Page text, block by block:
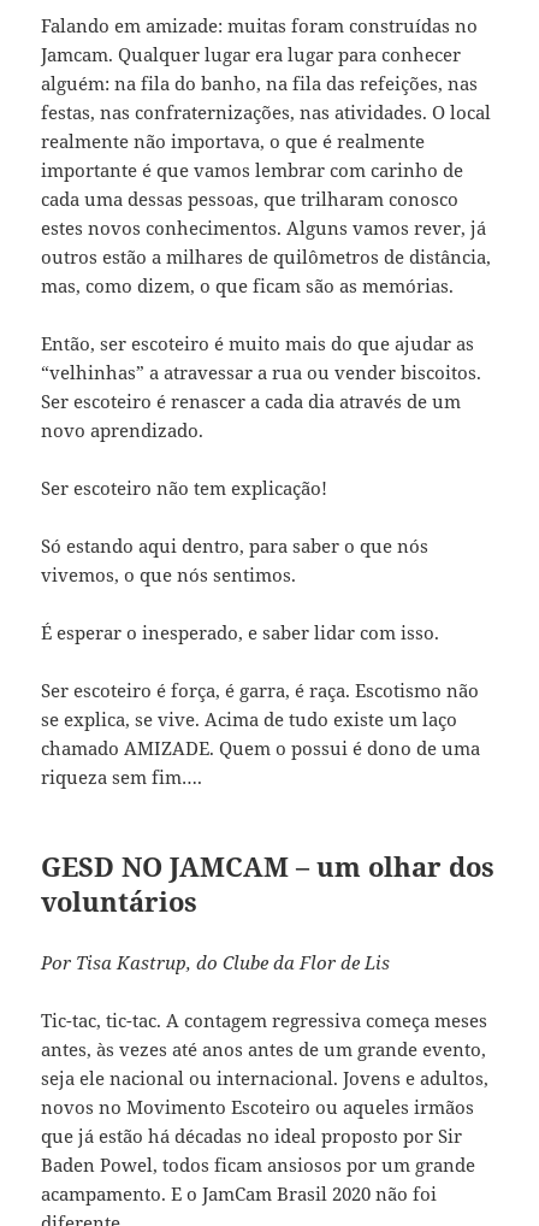
Falando em amizade: muitas foram construídas no
Jamcam. Qualquer lugar era lugar para conhecer
alguém: na fila do banho, na fila das refeições, nas
festas, nas confraternizações, nas atividades. O local
realmente não importava, o que é realmente
importante é que vamos lembrar com carinho de
cada uma dessas pessoas, que trilharam conosco
estes novos conhecimentos. Alguns vamos rever, já
outros estão a milhares de quilômetros de distância,
mas, como dizem, o que ficam são as memórias.
Então, ser escoteiro é muito mais do que ajudar as
“velhinhas” a atravessar a rua ou vender biscoitos.
Ser escoteiro é renascer a cada dia através de um
novo aprendizado.
Ser escoteiro não tem explicação!
Só estando aqui dentro, para saber o que nós
vivemos, o que nós sentimos.
É esperar o inesperado, e saber lidar com isso.
Ser escoteiro é força, é garra, é raça. Escotismo não
se explica, se vive. Acima de tudo existe um laço
chamado AMIZADE. Quem o possui é dono de uma
riqueza sem fim….
GESD NO JAMCAM – um olhar dos
voluntários
Por Tisa Kastrup, do Clube da Flor de Lis
Tic-tac, tic-tac. A contagem regressiva começa meses
antes, às vezes até anos antes de um grande evento,
seja ele nacional ou internacional. Jovens e adultos,
novos no Movimento Escoteiro ou aqueles irmãos
que já estão há décadas no ideal proposto por Sir
Baden Powel, todos ficam ansiosos por um grande
acampamento. E o JamCam Brasil 2020 não foi